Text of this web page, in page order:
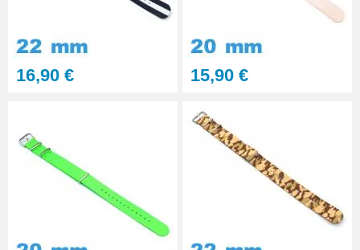
16,90 € 15,90 €